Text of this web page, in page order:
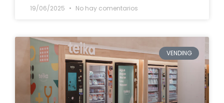
19/06/2025 No hay comentarios
VENDING